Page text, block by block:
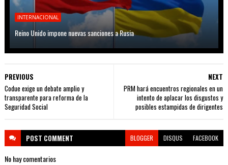
INTERNACIONAL
Reino Unido impone nuevas sanciones a Rusia
NEXT
PRM hará encuentros regionales en un
intento de aplacar los disgustos y
posibles estampidas de dirigentes
PREVIOUS
Codue exige un debate amplio y
transparente para reforma de la
Seguridad Social
POST COMMENT BLOGGER DISQUS FACEBOOK
No hay comentarios